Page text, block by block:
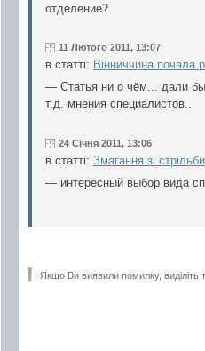
отделение?
11 Лютого 2011, 13:07
в статті: Вінниччина почала
— Статья ни о чём... дали бы
т.д. мнения специалистов..
24 Січня 2011, 13:06
в статті: Змагання зі стрільби
— интересный выбор вида
Якщо Ви виявили помилку, виділіть